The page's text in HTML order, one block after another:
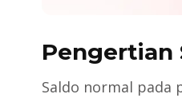
Pengertian
Saldo normal pada